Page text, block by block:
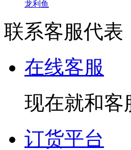
龙利鱼
联系客服代表
在线客服
现在就和客
订货平台